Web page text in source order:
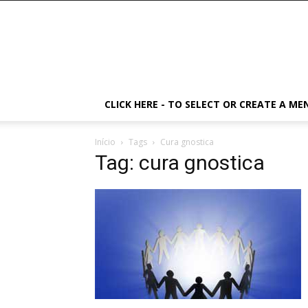
CLICK HERE - TO SELECT OR CREATE A
Início Tags Cura gnostica
Tag: cura gnostica